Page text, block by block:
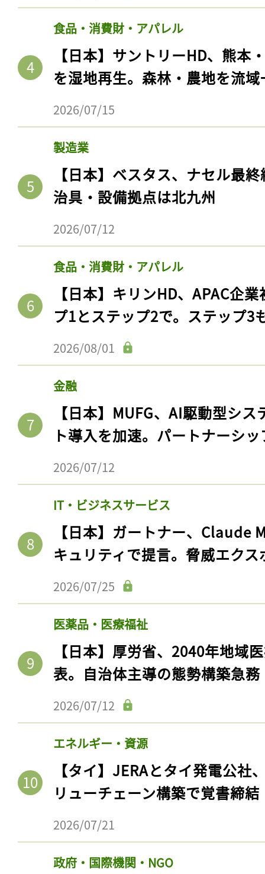
食品・消費財・アパレル
【日本】サントリーHD、熊本
を湿地再生。森林・農地を流
2026/07/15
製造業
【日本】ベスタス、ナセル最
治具・設備拠点は北九州
2026/07/12
食品・消費財・アパレル
【日本】キリンHD、APAC企
プ1とステップ2で。ステップ3
2026/08/01
金融
【日本】MUFG、AI駆動型シ
ト導入を加速。パートナーシ
2026/07/12
IT・ビジネスサービス
【日本】ガートナー、Claude
キュリティで提言。脅威エク
2026/07/25
医薬品・医療福祉
【日本】厚労省、2040年地域
表。自治体主導の態勢構築急務
2026/07/12
エネルギー・資源
【タイ】JERAとタイ発電公社
リューチェーン構築で覚書締結
2026/07/21
政府・国際機関・NGO